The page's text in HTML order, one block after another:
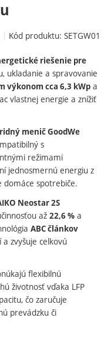
Kód produktu: SETGW01
riešenie pre
ukladanie a spravovanie
výkonom cca 6,3 kWp a
vlastnej energie a znížiť
menič GoodWe
s
režimami
jednosmernú energiu z
spotrebiče.
Neostar 2S
až22,6 % a
ABC článkov
zvyšuje celkovú
flexibilnú
životnosť vďaka LFP
čo zaručuje
prevádzku či